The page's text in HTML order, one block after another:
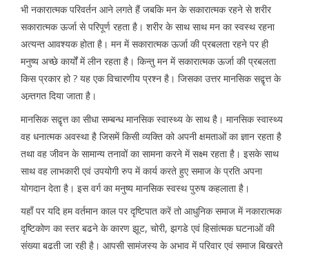
भी नकारात्मक परिवर्तन आने लगते हैं जबकि मन के सकारात्मक रहने से शरीर
सकारात्मक ऊर्जा से परिपूर्ण रहता है। शरीर के साथ साथ मन का स्वस्थ रहना
अत्यन्त आवश्यक होता है। मन में सकारात्मक ऊर्जा की प्रबलता रहने पर ही
मनुष्य अच्छे कार्यों में लीन रहता है। किन्तु मन में सकारात्मक ऊर्जा की प्रबलता
किस प्रकार हो ? यह एक विचारणीय प्रश्न है। जिसका उत्तर मानसिक सद्वृत्त के
अन्र्तगत दिया जाता है।
मानसिक सद्वृत्त का सीधा सम्बन्ध मानसिक स्वास्थ्य के साथ है। मानसिक स्वास्थ्य
वह धनात्मक अवस्था है जिसमें किसी व्यक्ति को अपनी क्षमताओं का ज्ञान रहता है
तथा वह जीवन के सामान्य तनावों का सामना करने में सक्ष्म रहता है। इसके साथ
साथ वह लाभकारी एवं उपयोगी रुप में कार्य करते हुए समाज के प्रति अपना
योगदान देता है। इस वर्ग का मनुष्य मानसिक स्वस्थ पुरुष कहलाता है।
यहाँ पर यदि हम वर्तमान काल पर दृष्टिपात करें तो आधुनिक समाज में नकारात्मक
दृष्टिकोण का स्तर बढने के कारण झूट, चोरी, झगडे एवं हिसांत्मक घटनाओं की
संख्या बढती जा रही है। आपसी सामंजस्य के अभाव में परिवार एवं समाज बिखरते